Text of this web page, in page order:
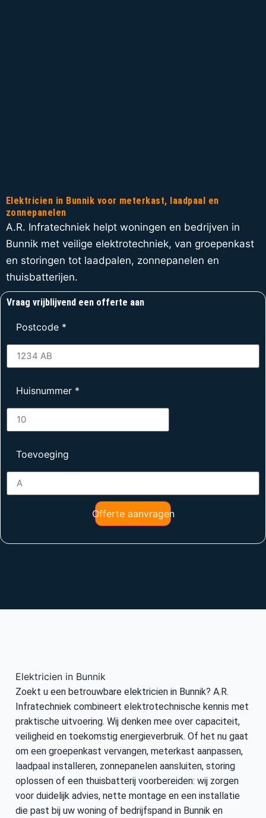
Elektricien in Bunnik voor meterkast, laadpaal en
zonnepanelen
A.R. Infratechniek helpt woningen en bedrijven in
Bunnik met veilige elektrotechniek, van groepenkast
en storingen tot laadpalen, zonnepanelen en
thuisbatterijen.
Vraag vrijblijvend een offerte aan
Postcode *
Huisnummer *
Toevoeging
Offerte aanvragen
Elektricien in Bunnik
Zoekt u een betrouwbare elektricien in Bunnik? A.R.
Infratechniek combineert elektrotechnische kennis met
praktische uitvoering. Wij denken mee over capaciteit,
veiligheid en toekomstig energieverbruik. Of het nu gaat
om een groepenkast vervangen, meterkast aanpassen,
laadpaal installeren, zonnepanelen aansluiten, storing
oplossen of een thuisbatterij voorbereiden: wij zorgen
voor duidelijk advies, nette montage en een installatie
die past bij uw woning of bedrijfspand in Bunnik en